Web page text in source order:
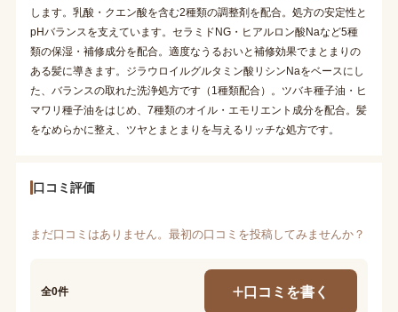
します。乳酸・クエン酸を含む2種類の調整剤を配合。処方の安定性と
pHバランスを支えています。セラミドNG・ヒアルロン酸Naなど5種
類の保湿・補修成分を配合。適度なうるおいと補修効果でまとまりの
ある髪に導きます。ジラウロイルグルタミン酸リシンNaをベースにし
た、バランスの取れた洗浄処方です（1種類配合）。ツバキ種子油・ヒ
マワリ種子油をはじめ、7種類のオイル・エモリエント成分を配合。髪
をなめらかに整え、ツヤとまとまりを与えるリッチな処方です。
口コミ評価
まだ口コミはありません。最初の口コミを投稿してみませんか？
全0件 口コミを書く